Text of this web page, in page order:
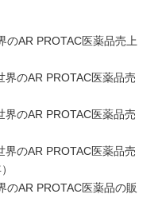
のAR PROTAC医薬品売上
のAR PROTAC医薬品売
のAR PROTAC医薬品売
のAR PROTAC医薬品売
のAR PROTAC医薬品の販